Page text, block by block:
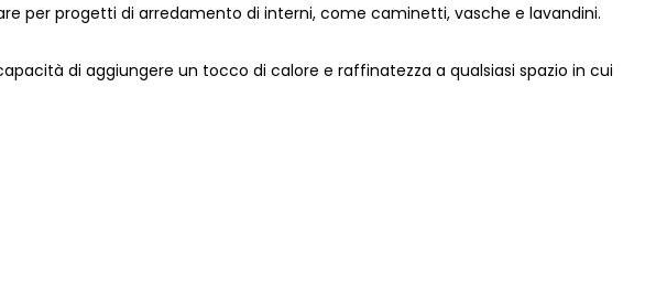
per progetti di arredamento di interni, come caminetti, vasche e lavandini.
di aggiungere un tocco di calore e raffinatezza a qualsiasi spazio in cui